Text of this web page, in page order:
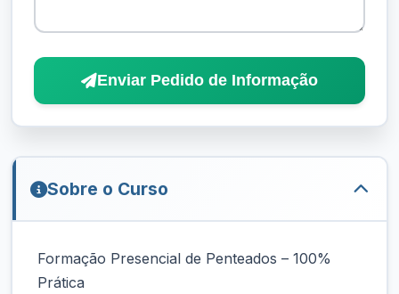
Enviar Pedido de Informação
Sobre o Curso
Formação Presencial de Penteados – 100%
Prática